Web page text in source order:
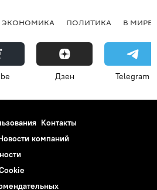
ЭКОНОМИКА ПОЛИТИКА В МИРЕ
Дзен Telegram
Контакты
компаний